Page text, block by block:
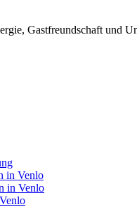
Gastfreundschaft und
in Venlo
in Venlo